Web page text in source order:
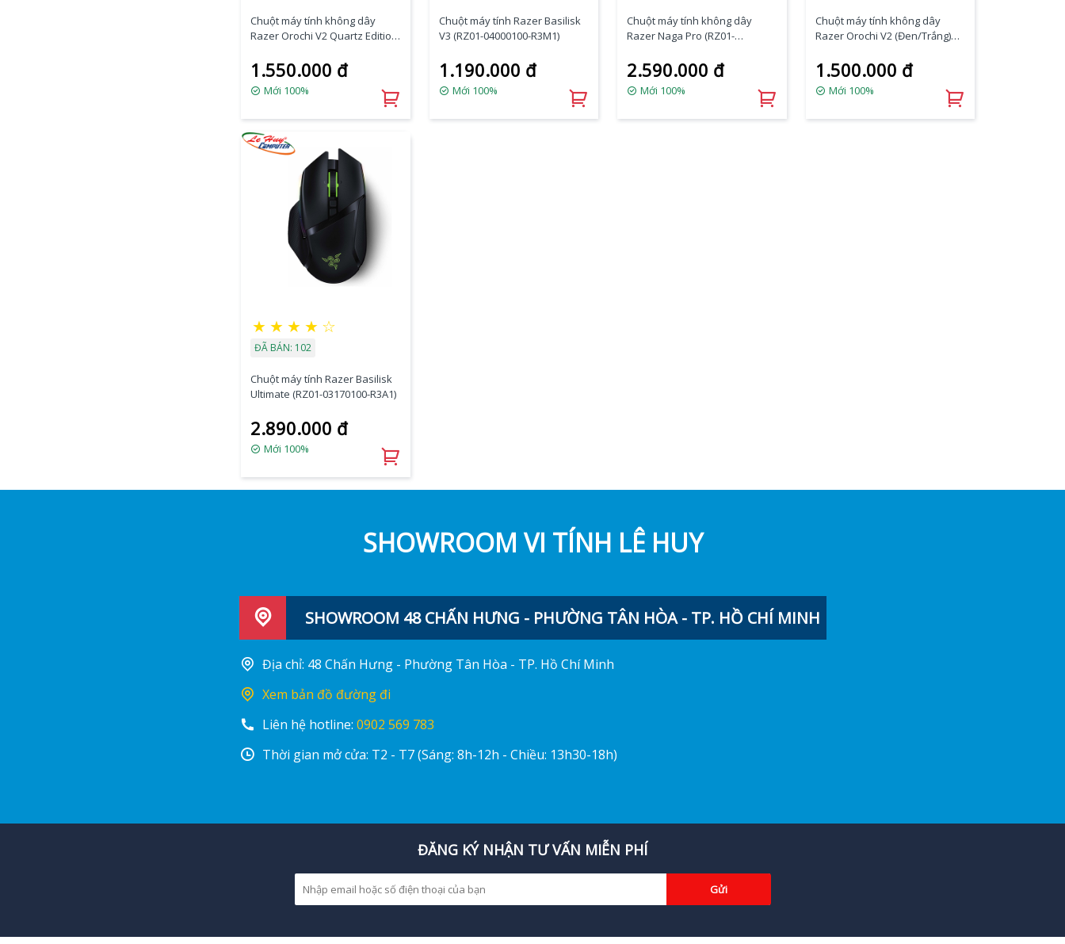
Chuột máy tính không dây
Razer Orochi V2 Quartz Edition
1.550.000 đ
Mới 100%
Chuột máy tính Razer Basilisk
V3 (RZ01-04000100-R3M1)
1.190.000 đ
Mới 100%
Chuột máy tính không dây
Razer Naga Pro (RZ01-
2.590.000 đ
Mới 100%
Chuột máy tính không dây
Razer Orochi V2 (Đen/Trắng)
1.500.000 đ
Mới 100%
★ ★ ★ ★ ☆
ĐÃ BÁN: 102
Chuột máy tính Razer Basilisk
Ultimate (RZ01-03170100-R3A1)
2.890.000 đ
Mới 100%
SHOWROOM VI TÍNH LÊ HUY
SHOWROOM 48 CHẤN HƯNG - PHƯỜNG TÂN HÒA - TP. HỒ CHÍ MINH
Địa chỉ: 48 Chấn Hưng - Phường Tân Hòa - TP. Hồ Chí Minh
Xem bản đồ đường đi
Liên hệ hotline: 0902 569 783
Thời gian mở cửa: T2 - T7 (Sáng: 8h-12h - Chiều: 13h30-18h)
ĐĂNG KÝ NHẬN TƯ VẤN MIỄN PHÍ
Gửi